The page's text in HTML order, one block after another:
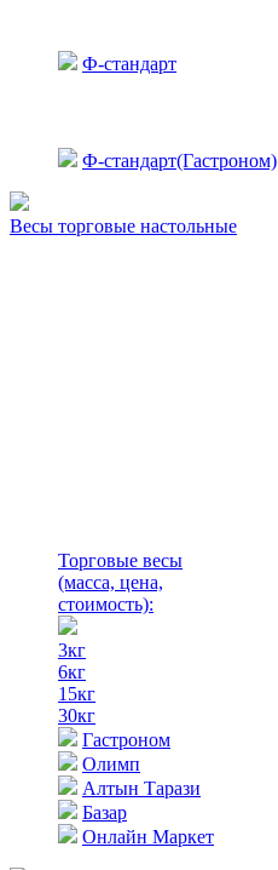
Ф-стандарт
Ф-стандарт(Гастроном)
Весы торговые настольные
Торговые весы
(масса, цена,
стоимость):
3кг
6кг
15кг
30кг
Гастроном
Олимп
Алтын Тарази
Базар
Онлайн Маркет